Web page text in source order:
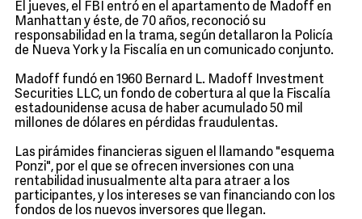
El jueves, el FBI entró en el apartamento de Madoff en
Manhattan y éste, de 70 años, reconoció su
responsabilidad en la trama, según detallaron la Policía
de Nueva York y la Fiscalía en un comunicado conjunto.
Madoff fundó en 1960 Bernard L. Madoff Investment
Securities LLC, un fondo de cobertura al que la Fiscalía
estadounidense acusa de haber acumulado 50 mil
millones de dólares en pérdidas fraudulentas.
Las pirámides financieras siguen el llamando "esquema
Ponzi", por el que se ofrecen inversiones con una
rentabilidad inusualmente alta para atraer a los
participantes, y los intereses se van financiando con los
fondos de los nuevos inversores que llegan.